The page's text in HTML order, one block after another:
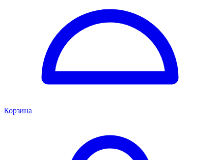
Корзина